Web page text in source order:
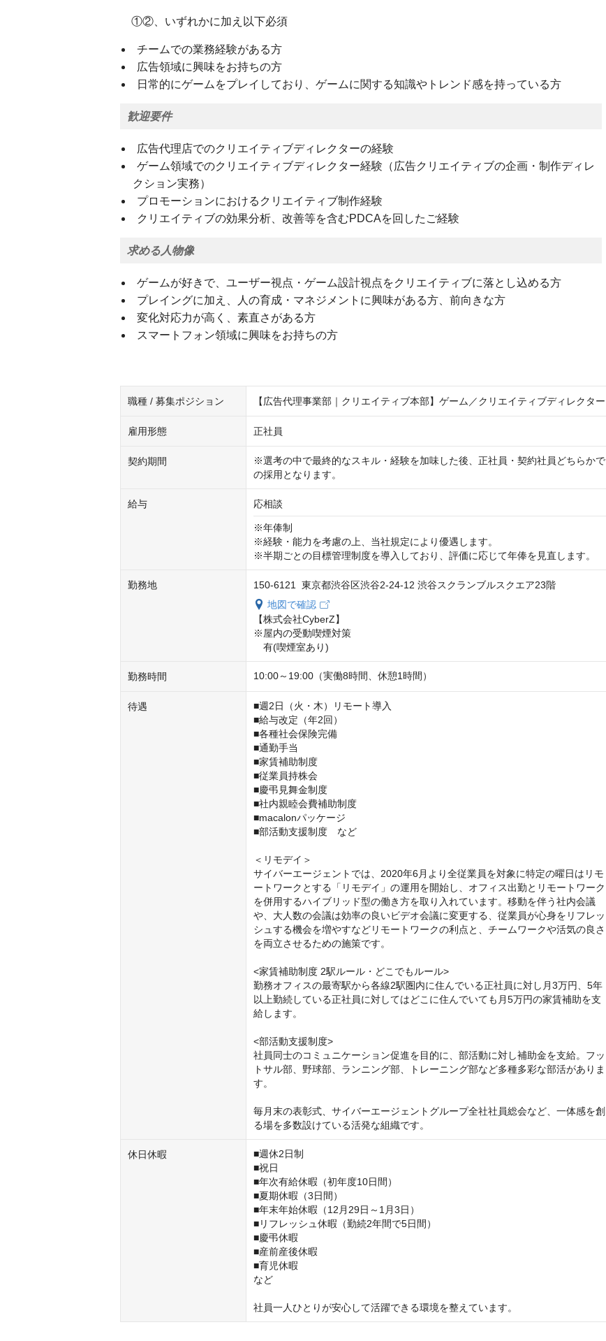
①②、いずれかに加え以下必須
チームでの業務経験がある方
広告領域に興味をお持ちの方
日常的にゲームをプレイしており、ゲームに関する知識やトレンド感を持っている方
歓迎要件
広告代理店でのクリエイティブディレクターの経験
ゲーム領域でのクリエイティブディレクター経験（広告クリエイティブの企画・制作ディレ
クション実務）
プロモーションにおけるクリエイティブ制作経験
クリエイティブの効果分析、改善等を含むPDCAを回したご経験
求める人物像
ゲームが好きで、ユーザー視点・ゲーム設計視点をクリエイティブに落とし込める方
プレイングに加え、人の育成・マネジメントに興味がある方、前向きな方
変化対応力が高く、素直さがある方
スマートフォン領域に興味をお持ちの方
職種 / 募集ポジション 【広告代理事業部｜クリエイティブ本部】ゲーム／クリエイティブディレクター
雇用形態 正社員
契約期間
※選考の中で最終的なスキル・経験を加味した後、正社員・契約社員どちらかで
の採用となります。
給与 応相談
※年俸制
※経験・能力を考慮の上、当社規定により優遇します。
※半期ごとの目標管理制度を導入しており、評価に応じて年俸を見直します。
勤務地
150-6121 東京都渋谷区渋谷2-24-12 渋谷スクランブルスクエア23階
地図で確認
【株式会社CyberZ】
※屋内の受動喫煙対策
有(喫煙室あり)
勤務時間 10:00～19:00（実働8時間、休憩1時間）
待遇
■週2日（火・木）リモート導入
■給与改定（年2回）
■各種社会保険完備
■通勤手当
■家賃補助制度
■従業員持株会
■慶弔見舞金制度
■社内親睦会費補助制度
■macalonパッケージ
■部活動支援制度　など
＜リモデイ＞
サイバーエージェントでは、2020年6月より全従業員を対象に特定の曜日はリモ
ートワークとする「リモデイ」の運用を開始し、オフィス出勤とリモートワーク
を併用するハイブリッド型の働き方を取り入れています。移動を伴う社内会議
や、大人数の会議は効率の良いビデオ会議に変更する、従業員が心身をリフレッ
シュする機会を増やすなどリモートワークの利点と、チームワークや活気の良さ
を両立させるための施策です。
<家賃補助制度 2駅ルール・どこでもルール>
勤務オフィスの最寄駅から各線2駅圏内に住んでいる正社員に対し月3万円、5年
以上勤続している正社員に対してはどこに住んでいても月5万円の家賃補助を支
給します。
<部活動支援制度>
社員同士のコミュニケーション促進を目的に、部活動に対し補助金を支給。フッ
トサル部、野球部、ランニング部、トレーニング部など多種多彩な部活がありま
す。
毎月末の表彰式、サイバーエージェントグループ全社社員総会など、一体感を創
る場を多数設けている活発な組織です。
休日休暇
■週休2日制
■祝日
■年次有給休暇（初年度10日間）
■夏期休暇（3日間）
■年末年始休暇（12月29日～1月3日）
■リフレッシュ休暇（勤続2年間で5日間）
■慶弔休暇
■産前産後休暇
■育児休暇
など
社員一人ひとりが安心して活躍できる環境を整えています。